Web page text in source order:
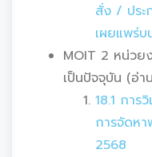
สั่ง / ประ
เผยแพร่บ
MOIT 2 หน่วย
เป็นปัจจุบัน (อ่
18.1 การ
การจัดห
2568